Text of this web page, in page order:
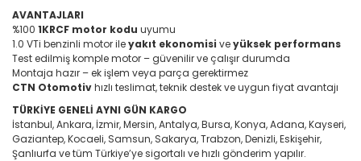
AVANTAJLARI
%100 1KRCF motor kodu uyumu
1.0 VTi benzinli motor ileyakıt ekonomisi veyüksek performans
Test edilmiş komple motor – güvenilir ve çalışır durumda
Montaja hazır – ek işlem veya parça gerektirmez
CTN Otomotivhızlı teslimat, teknik destek ve uygun fiyat avantajı
TÜRKİYE GENELİ AYNI GÜN KARGO
İstanbul, Ankara, İzmir, Mersin, Antalya, Bursa, Konya, Adana, Kayseri,
Gaziantep, Kocaeli, Samsun, Sakarya, Trabzon, Denizli, Eskişehir,
Şanlıurfa ve tüm Türkiye’ye sigortalı ve hızlı gönderim yapılır.